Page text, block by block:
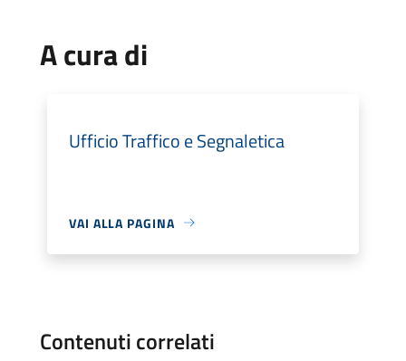
A cura di
Ufficio Traffico e Segnaletica
VAI ALLA PAGINA
Contenuti correlati